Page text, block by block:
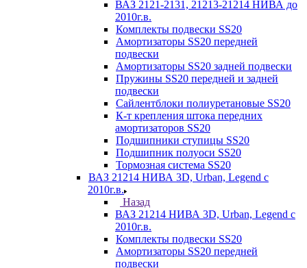
ВАЗ 2121-2131, 21213-21214 НИВА до
2010г.в.
Комплекты подвески SS20
Амортизаторы SS20 передней
подвески
Амортизаторы SS20 задней подвески
Пружины SS20 передней и задней
подвески
Сайлентблоки полиуретановые SS20
К-т крепления штока передних
амортизаторов SS20
Подшипники ступицы SS20
Подшипник полуоси SS20
Тормозная система SS20
ВАЗ 21214 НИВА 3D, Urban, Legend c
2010г.в.
Назад
ВАЗ 21214 НИВА 3D, Urban, Legend c
2010г.в.
Комплекты подвески SS20
Амортизаторы SS20 передней
подвески